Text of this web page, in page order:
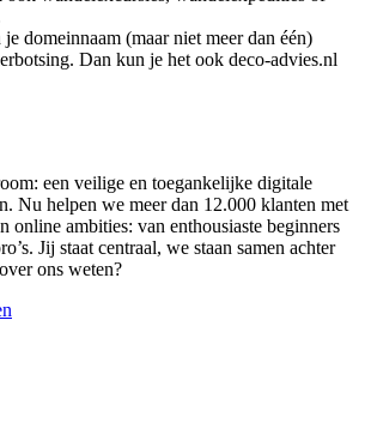
je domeinnaam (maar niet meer dan één)
Dan kun je het ook deco-advies.nl
een veilige en toegankelijke digitale
Nu helpen we meer dan 12.000 klanten met
online ambities: van enthousiaste beginners
Jij staat centraal, we staan samen achter
ons weten?